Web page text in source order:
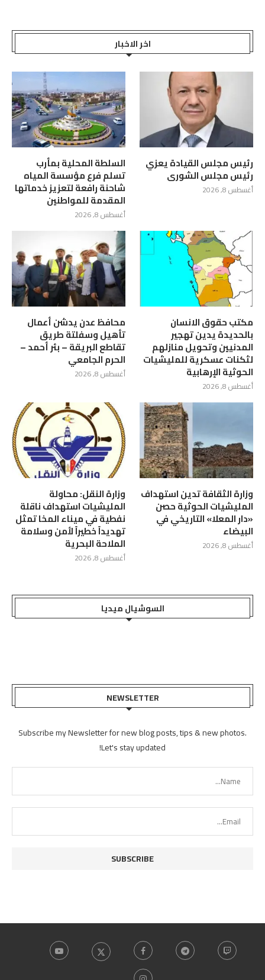
اخر الاخبار
رئيس مجلس القيادة يعزي
رئيس مجلس الشورى
أغسطس 8, 2026
السلطة المحلية بمأرب
تسلم فرع مؤسسة المياه
شاحنة رافعة لتعزيز خدماتها
المقدمة للمواطنين
أغسطس 8, 2026
مكتب حقوق الانسان
بالحديدة يدين تهجير
المدنيين وتحويل منازلهم
لثكنات عسكرية للمليشيات
الحوثية الإرهابية
أغسطس 8, 2026
محافظ عدن يدشن أعمال
تأهيل وسفلتة طريق
تقاطع البريقة – بئر أحمد –
الحرم الجامعي
أغسطس 8, 2026
وزارة الثقافة تدين استهداف
المليشيات الحوثية حصن
«دار المعلا» التاريخي في
البيضاء
أغسطس 8, 2026
وزارة النقل: محاولة
المليشيات استهداف ناقلة
نفطية في ميناء المخا تمثل
تهديداً خطيراً لأمن وسلامة
الملاحة البحرية
أغسطس 8, 2026
السوشيال ميديا
NEWSLETTER
Subscribe my Newsletter for new blog posts, tips & new photos.
Let's stay updated!